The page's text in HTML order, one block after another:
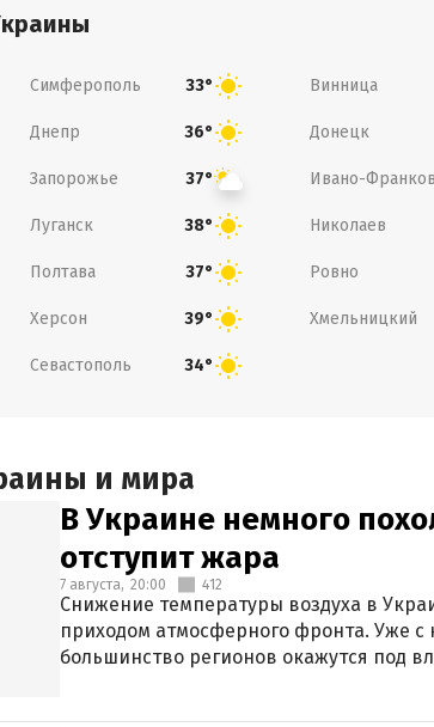
Симферополь 33° Винница
Днепр 36° Донецк
Запорожье 37° Ивано-
Луганск 38° Николаев
Полтава 37° Ровно
Херсон 39° Хмельницкий
Севастополь 34°
и мира
В Украине немного
отступит жара
7 августа, 20:00 412
Снижение температуры воздуха в
приходом атмосферного фронта. Уже
большинство регионов окажутся под